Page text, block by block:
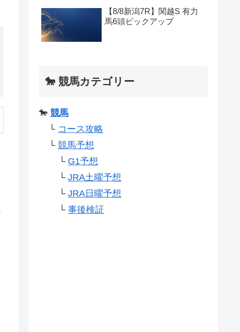
【8/8新潟7R】関越S 有力
馬6頭ピックアップ
🐎 競馬カテゴリー
🐎 競馬
└ コース攻略
└ 競馬予想
└ G1予想
└ JRA土曜予想
└ JRA日曜予想
└ 事後検証